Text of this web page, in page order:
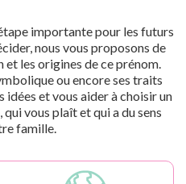
importante pour les futurs
nous vous proposons de
les origines de ce prénom.
ou encore ses traits
idées et vous aider à choisir un
vous plaît et qui a du sens
famille.